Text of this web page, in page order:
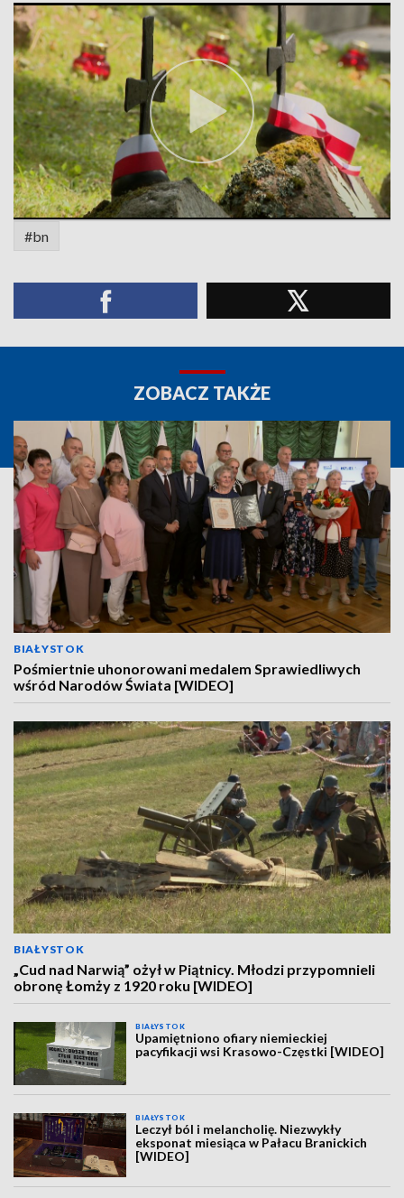
#bn
ZOBACZ TAKŻE
BIAŁYSTOK
Pośmiertnie uhonorowani medalem Sprawiedliwych
wśród Narodów Świata [WIDEO]
BIAŁYSTOK
„Cud nad Narwią” ożył w Piątnicy. Młodzi przypomnieli
obronę Łomży z 1920 roku [WIDEO]
BIAŁYSTOK
Upamiętniono ofiary niemieckiej
pacyfikacji wsi Krasowo-Częstki [WIDEO]
BIAŁYSTOK
Leczył ból i melancholię. Niezwykły
eksponat miesiąca w Pałacu Branickich
[WIDEO]